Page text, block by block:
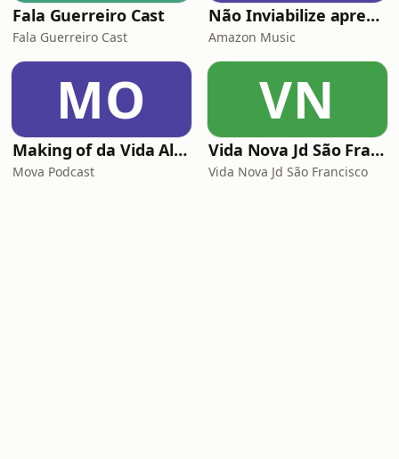
Fala Guerreiro Cast
Fala Guerreiro Cast
Não Inviabilize apresenta: Histórias da Firma
Amazon Music
MO
Making of da Vida Alheia - Mova
Mova Podcast
VN
Vida Nova Jd São Francisco
Vida Nova Jd São Francisco